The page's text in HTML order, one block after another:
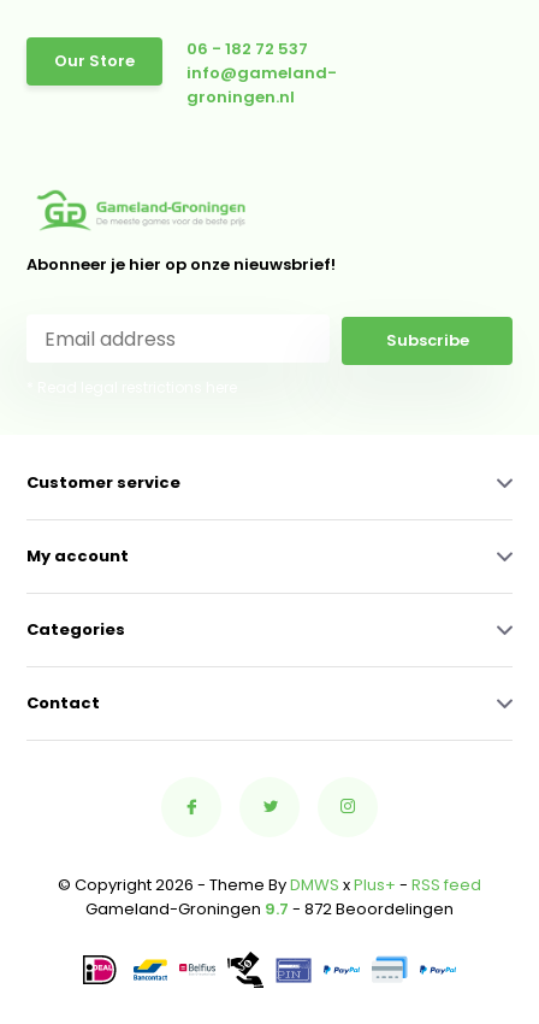
Our Store
06 - 182 72 537
info@gameland-
groningen.nl
Abonneer je hier op onze nieuwsbrief!
Subscribe
Customer service
My account
Categories
Contact
© Copyright 2026 - Theme ByDMWS xPlus+ - RSS feed
Gameland-Groningen 9.7 - 872 Beoordelingen